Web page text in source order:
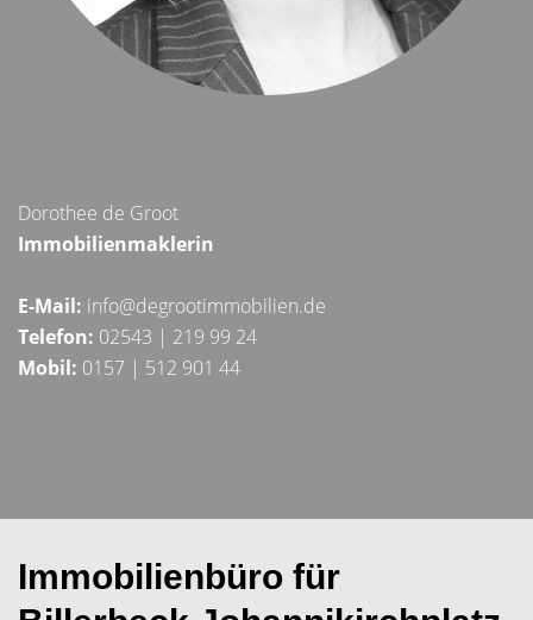
Dorothee de Groot
Immobilienmaklerin
E-Mail: info@degrootimmobilien.de
Telefon: 02543 | 219 99 24
Mobil: 0157 | 512 901 44
Immobilienbüro für